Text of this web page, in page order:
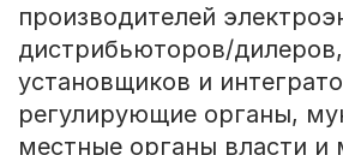
производителей
дистрибьюторов/
установщиков и
регулирующие органы,
местные органы власти и